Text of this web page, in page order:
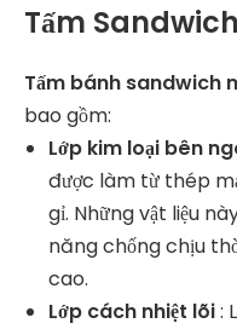
Tấm
Tấm bánh sandwich
bao gồm:
Lớp kim loại bên
được làm từ thép
gỉ. Những vật liệu
năng chống chịu
cao.
Lớp cách nhiệt lõi: